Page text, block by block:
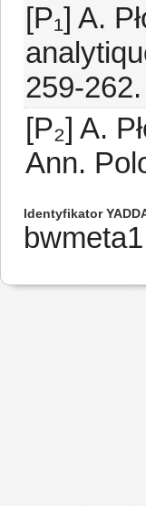
[P₁] A.
259-262.
[P₂] A.
Ann.
Identyfikator